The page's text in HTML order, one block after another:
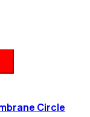
Circle